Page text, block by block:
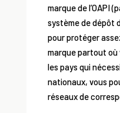
marque de l’OAPI
système de dépôt
pour protéger
marque partout où
les pays qui
nationaux, vous
réseaux de